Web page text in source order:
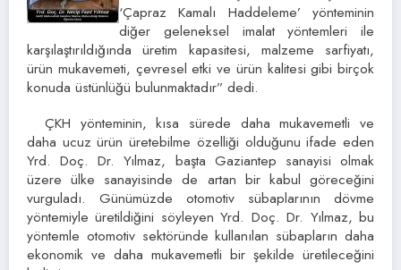
‘Çapraz Kamalı Haddeleme’ yönteminin
diğer geleneksel imalat yöntemleri ile
karşılaştırıldığında üretim kapasitesi, malzeme sarfiyatı,
ürün mukavemeti, çevresel etki ve ürün kalitesi gibi birçok
konuda üstünlüğü bulunmaktadır” dedi.
ÇKH yönteminin, kısa sürede daha mukavemetli ve
daha ucuz ürün üretebilme özelliği olduğunu ifade eden
Yrd. Doç. Dr. Yılmaz, başta Gaziantep sanayisi olmak
üzere ülke sanayisinde de artan bir kabul göreceğini
vurguladı. Günümüzde otomotiv sübaplarının dövme
yöntemiyle üretildiğini söyleyen Yrd. Doç. Dr. Yılmaz, bu
yöntemle otomotiv sektöründe kullanılan sübapların daha
ekonomik ve daha mukavemetli bir şekilde üretileceğini